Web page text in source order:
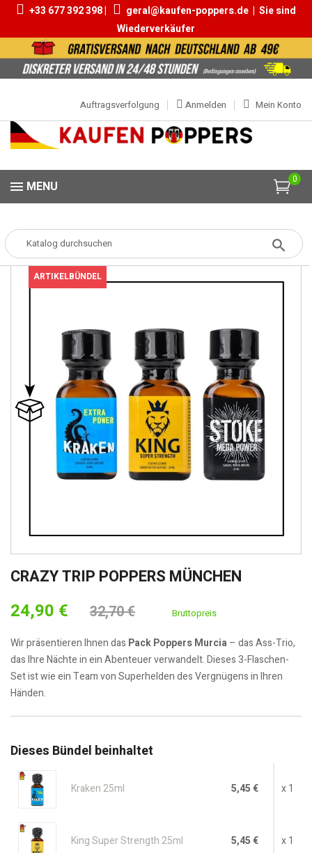
+33 677 392 398 | geral@kaufen-poppers.de | Sie sind
Wiederverkäufer
Mein Konto
Anmelden
Auftragsverfolgung
0
MENU
Popper Poppers Packs CRAZY TRIP POPPERS MÜNCHEN
ARTIKELBÜNDEL
CRAZY TRIP POPPERS MÜNCHEN
24,90 € 32,70 € Bruttopreis
Wir präsentieren Ihnen das Pack Poppers Murcia – das Ass-Trio,
das Ihre Nächte in ein Abenteuer verwandelt. Dieses 3-Flaschen-
Set ist wie ein Team von Superhelden des Vergnügens in Ihren
Händen.
Dieses Bündel beinhaltet
Kraken 25ml 5,45 € x 1
King Super Strength 25ml 5,45 € x 1